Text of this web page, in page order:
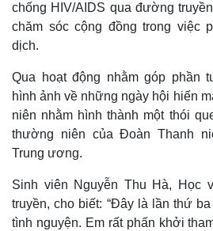
chống HIV/AIDS qua đường
chăm sóc cộng đồng trong việc
dịch.
Qua hoạt động nhằm góp phần
hình ảnh về những ngày hội hiến
niên nhằm hình thành một thói
thường niên của Đoàn Thanh
Trung ương.
Sinh viên Nguyễn Thu Hà, Học
truyền, cho biết: “Đây là lần thứ
tình nguyện. Em rất phấn khởi